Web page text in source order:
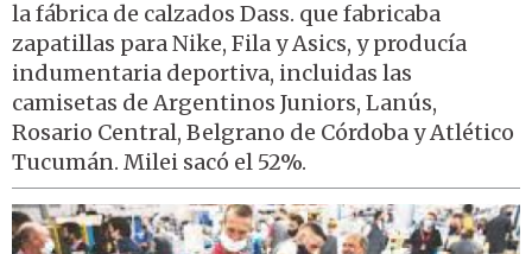
la fábrica de calzados Dass. que fabricaba
zapatillas para Nike, Fila y Asics, y producía
indumentaria deportiva, incluidas las
camisetas de Argentinos Juniors, Lanús,
Rosario Central, Belgrano de Córdoba y Atlético
Tucumán. Milei sacó el 52%.